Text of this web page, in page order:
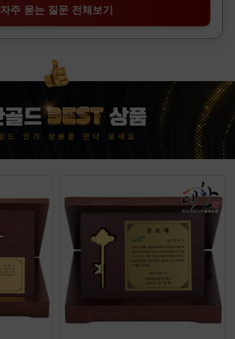
자주 묻는 질문 전체보기